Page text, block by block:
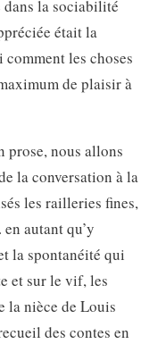
la sociabilité
était la
les choses
de plaisir à
prose, nous allons
la conversation à la
les railleries fines,
autant qu’y
la spontanéité qui
et sur le vif, les
la nièce de Louis
des contes en